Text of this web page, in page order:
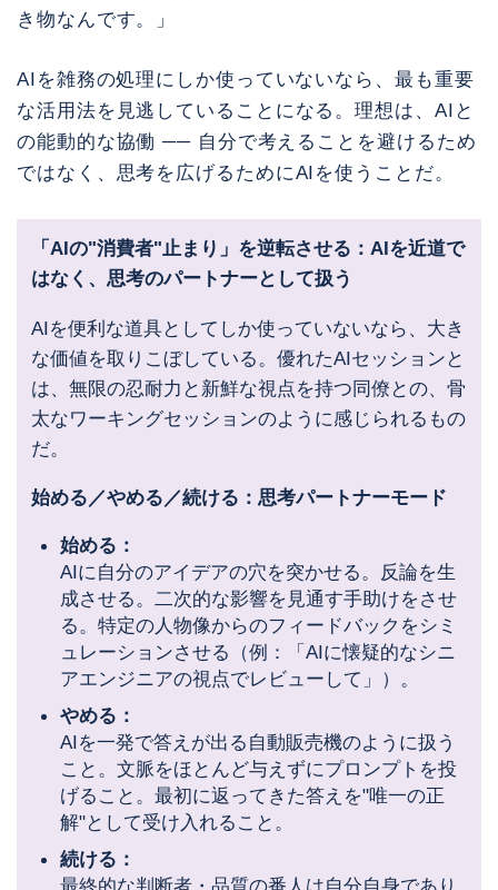
き物なんです。」
AIを雑務の処理にしか使っていないなら、最も重要
な活用法を見逃していることになる。理想は、AIと
の能動的な協働 ── 自分で考えることを避けるため
ではなく、思考を広げるためにAIを使うことだ。
「AIの"消費者"止まり」を逆転させる：AIを近道で
はなく、思考のパートナーとして扱う
AIを便利な道具としてしか使っていないなら、大き
な価値を取りこぼしている。優れたAIセッションと
は、無限の忍耐力と新鮮な視点を持つ同僚との、骨
太なワーキングセッションのように感じられるもの
だ。
始める／やめる／続ける：思考パートナーモード
始める：
AIに自分のアイデアの穴を突かせる。反論を生
成させる。二次的な影響を見通す手助けをさせ
る。特定の人物像からのフィードバックをシミ
ュレーションさせる（例：「AIに懐疑的なシニ
アエンジニアの視点でレビューして」）。
やめる：
AIを一発で答えが出る自動販売機のように扱う
こと。文脈をほとんど与えずにプロンプトを投
げること。最初に返ってきた答えを"唯一の正
解"として受け入れること。
続ける：
最終的な判断者・品質の番人は自分自身であり